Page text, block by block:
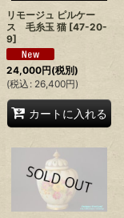
リモージュ ピルケー
ス 毛糸玉 猫 [47-20-
9]
24,000円(税別)
(税込 : 26,400円)
カートに入れる